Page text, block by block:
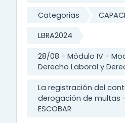
Categorias
LBRA2024
28/08 - Módulo IV -
Derecho Laboral y
La registración del
derogación de multas -
ESCOBAR